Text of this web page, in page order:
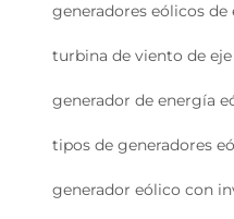
generadores eólicos de
turbina de viento de
generador de energía
tipos de generadores
generador eólico con